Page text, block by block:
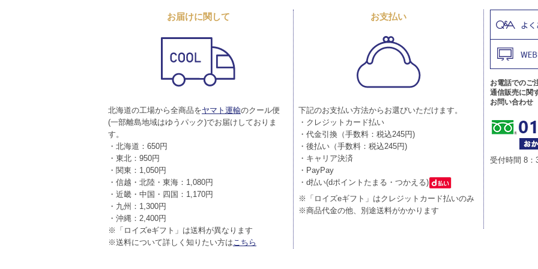
お届けに関して
北海道の工場から全商品をヤマト運輸のクール便
(一部離島地域はゆうパック)でお届けしておりま
す。
・北海道：650円
・東北：950円
・関東：1,050円
・信越・北陸・東海：1,080円
・近畿・中国・四国：1,170円
・九州：1,300円
・沖縄：2,400円
※「ロイズeギフト」は送料が異なります
※送料について詳しく知りたい方はこちら
お支払い
下記のお支払い方法からお選びいただけます。
・クレジットカード払い
・代金引換（手数料：税込245円)
・後払い（手数料：税込245円)
・キャリア決済
・PayPay
・d払い(dポイントたまる・つかえる)
※「ロイズeギフト」はクレジットカード払いのみ
※商品代金の他、別途送料がかかります
お電話でのご
通信販売に関
お問い合わせ
受付時間 8：